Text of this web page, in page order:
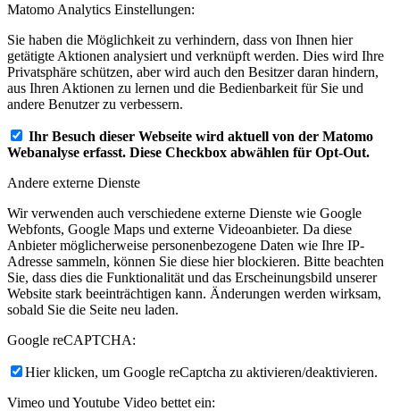
Matomo Analytics Einstellungen:
Sie haben die Möglichkeit zu verhindern, dass von Ihnen hier
getätigte Aktionen analysiert und verknüpft werden. Dies wird Ihre
Privatsphäre schützen, aber wird auch den Besitzer daran hindern,
aus Ihren Aktionen zu lernen und die Bedienbarkeit für Sie und
andere Benutzer zu verbessern.
Ihr Besuch dieser Webseite wird aktuell von der Matomo
Webanalyse erfasst. Diese Checkbox abwählen für Opt-Out.
Andere externe Dienste
Wir verwenden auch verschiedene externe Dienste wie Google
Webfonts, Google Maps und externe Videoanbieter. Da diese
Anbieter möglicherweise personenbezogene Daten wie Ihre IP-
Adresse sammeln, können Sie diese hier blockieren. Bitte beachten
Sie, dass dies die Funktionalität und das Erscheinungsbild unserer
Website stark beeinträchtigen kann. Änderungen werden wirksam,
sobald Sie die Seite neu laden.
Google reCAPTCHA:
Hier klicken, um Google reCaptcha zu aktivieren/deaktivieren.
Vimeo und Youtube Video bettet ein: